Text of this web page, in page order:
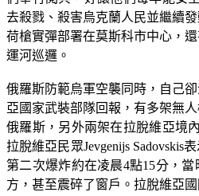
去殺戮、殺害烏克蘭人民並繼續
荷槍實彈部署在莫斯科市中心，
運河巡邏。
俄羅斯防範烏軍空襲同時，自己
亞國家武裝部隊回報，有多架無
俄羅斯，另外兩架在拉脫維亞境
拉脫維亞民眾Jevgenijs Sadovskis
第二次爆炸約在凌晨4點15分，
方，甚至震碎了窗戶。拉脫維亞